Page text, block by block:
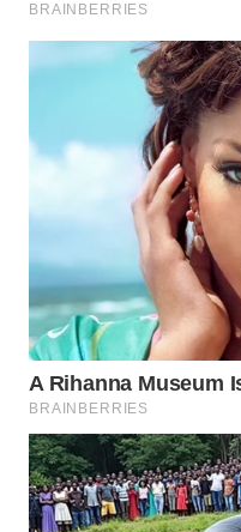
WN
KALTENG
KALTARA
WN
WN
KALTIM
WN
WN
GORONTALO